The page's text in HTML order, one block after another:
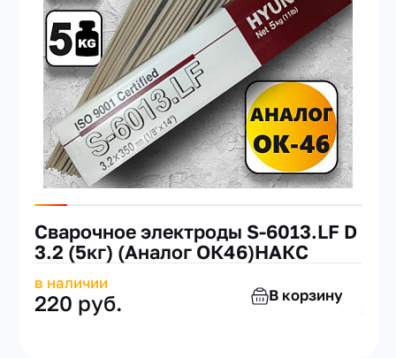
Сварочное электроды S-6013.LF D
3.2 (5кг) (Аналог ОК46)НАКС
в наличии
220 руб. В корзину